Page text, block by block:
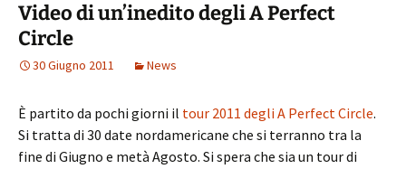
Video di un’inedito degli A Perfect
Circle
30 Giugno 2011 News
È partito da pochi giorni il tour 2011 degli A Perfect Circle.
Si tratta di 30 date nordamericane che si terranno tra la
fine di Giugno e metà Agosto. Si spera che sia un tour di